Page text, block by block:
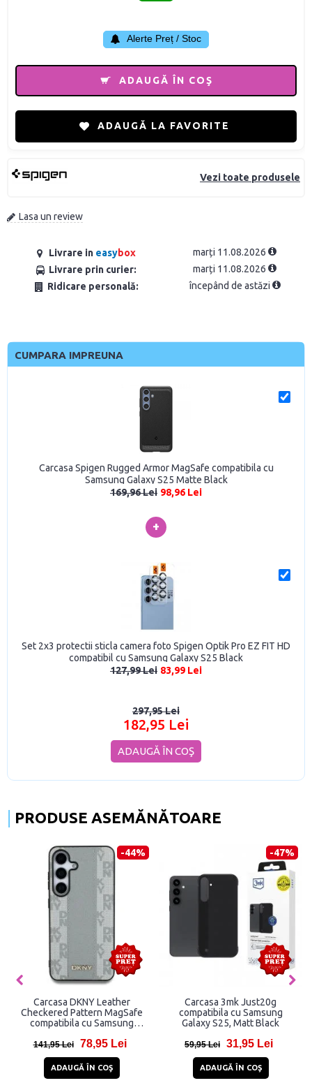
Vezi toate produsele
Lasa un review
Livrare in easybox
marți 11.08.2026
Livrare prin curier:
marți 11.08.2026
Ridicare personală:
începând de astăzi
Alerte Preț / Stoc
ADAUGĂ ÎN COŞ
ADAUGĂ LA FAVORITE
CUMPARA IMPREUNA
Carcasa Spigen Rugged Armor MagSafe compatibila cu
Samsung Galaxy S25 Matte Black
169,96 Lei 98,96 Lei
+
Set 2x3 protectii sticla camera foto Spigen Optik Pro EZ FIT HD
compatibil cu Samsung Galaxy S25 Black
127,99 Lei 83,99 Lei
297,95 Lei
182,95 Lei
ADAUGĂ ÎN COŞ
PRODUSE ASEMĂNĂTOARE
-44%
Carcasa DKNY Leather
Checkered Pattern MagSafe
compatibila cu Samsung
141,95 Lei 78,95 Lei
ADAUGĂ ÎN COŞ
-47%
Carcasa 3mk Just20g
compatibila cu Samsung
Galaxy S25, Matt Black
59,95 Lei 31,95 Lei
ADAUGĂ ÎN COŞ